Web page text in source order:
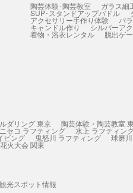
陶芸体験･陶芸教室 ガラス細
SUP･スタンドアップパドル
アクセサリー手作り体験 パ
キャンドル作り シルバーア
着物・浴衣レンタル 脱出ゲ
ダリング 東京 陶芸体験・陶芸教室
ニセコ ラフティング 水上 ラフティン
ビング 鬼怒川 ラフティング 球磨
花火大会 関東
光スポット情報